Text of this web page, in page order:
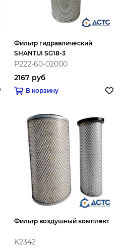
Фильтр гидравлический
SHANTUI SG18-3
P222-60-02000
2167 руб
В корзину
Фильтр воздушный комплект
K2342